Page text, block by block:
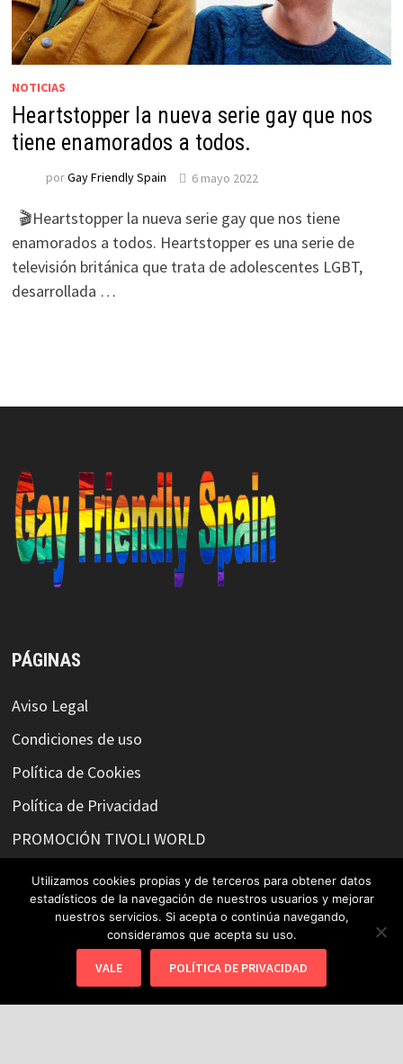
NOTICIAS
Heartstopper la nueva serie gay que nos
tiene enamorados a todos.
porGay Friendly Spain 6 mayo 2022
🎬Heartstopper la nueva serie gay que nos tiene
enamorados a todos. Heartstopper es una serie de
televisión británica que trata de adolescentes LGBT,
desarrollada …
PÁGINAS
Aviso Legal
Condiciones de uso
Política de Cookies
Política de Privacidad
PROMOCIÓN TIVOLI WORLD
SÍGUENOS O CONTACTA CON NOSOTROS
Utilizamos cookies propias y de terceros para obtener datos
estadísticos de la navegación de nuestros usuarios y mejorar
nuestros servicios. Si acepta o continúa navegando,
consideramos que acepta su uso.
VALE POLÍTICA DE PRIVACIDAD